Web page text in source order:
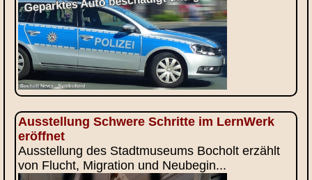
Ausstellung Schwere Schritte im LernWerk
eröffnet
Ausstellung des Stadtmuseums Bocholt erzählt
von Flucht, Migration und Neubegin...